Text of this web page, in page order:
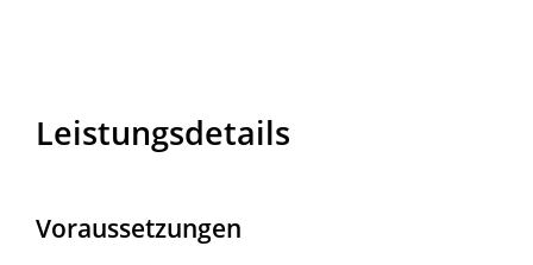
Leistungsdetails
Voraussetzungen